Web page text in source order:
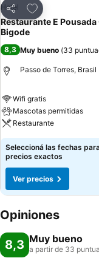
Compartir
Añadir a
Hotel
Restaurante E Pousada
Bigode
8,3 Muy bueno (33
Passo de Torres, Brasil
Wifi gratis
Mascotas permitidas
Restaurante
Seleccioná las fechas
precios exactos
Ver precios
Opiniones
8,3 Muy bueno
a partir de 33